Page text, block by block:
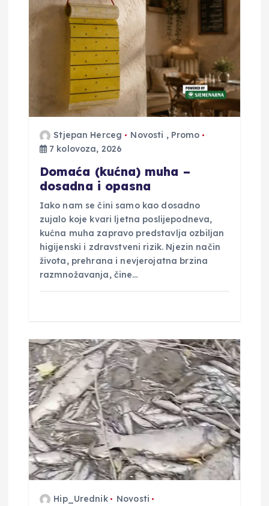
a
Stjepan Herceg Novosti , Promo
7 kolovoza, 2026
Domaća (kućna) muha –
dosadna i opasna
Iako nam se čini samo kao dosadno
zujalo koje kvari ljetna poslijepodneva,
kućna muha zapravo predstavlja ozbiljan
higijenski i zdravstveni rizik. Njezin način
života, prehrana i nevjerojatna brzina
razmnožavanja, čine…
Hip_Urednik
Novosti